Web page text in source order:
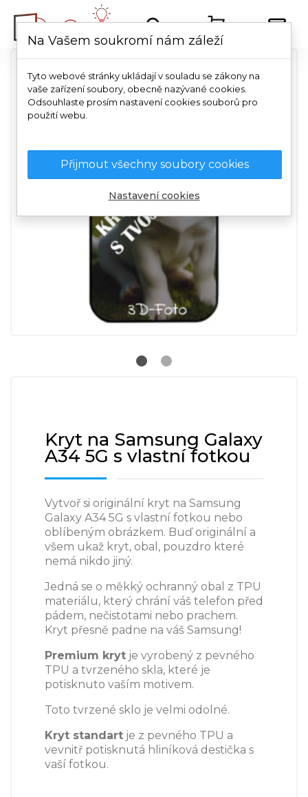
Kryt na Samsung Galaxy
A34 5G s vlastní fotkou
Vytvoř si originální kryt na Samsung
Galaxy A34 5G s vlastní fotkou nebo
oblíbeným obrázkem. Buď originální a
všem ukaž kryt, obal, pouzdro které
nemá nikdo jiný.
Jedná se o měkký ochranný obal z TPU
materiálu, který chrání váš telefon před
pádem, nečistotami nebo prachem.
Kryt přesně padne na váš Samsung!
Premium kryt je vyrobený z pevného
TPU a tvrzeného skla, které je
potisknuto vaším motivem.
Toto tvrzené sklo je velmi odolné.
Kryt standart je z pevného TPU a
vevnitř potisknutá hliníková destička s
vaší fotkou.
Na Vašem soukromí nám záleží
Tyto webové stránky ukládají v souladu se zákony na
vaše zařízení soubory, obecně nazývané cookies.
Odsouhlaste prosím nastavení cookies souborů pro
použití webu.
Přijmout všechny soubory cookies
Nastavení cookies